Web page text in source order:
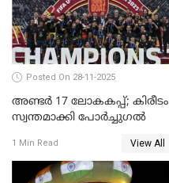
Posted On 28-11-2025
അണ്ടര്‍ 17 ലോകകപ്പ്; കിരീടം
സ്വന്തമാക്കി പോര്‍ച്ചുഗല്‍
1 Min Read View All